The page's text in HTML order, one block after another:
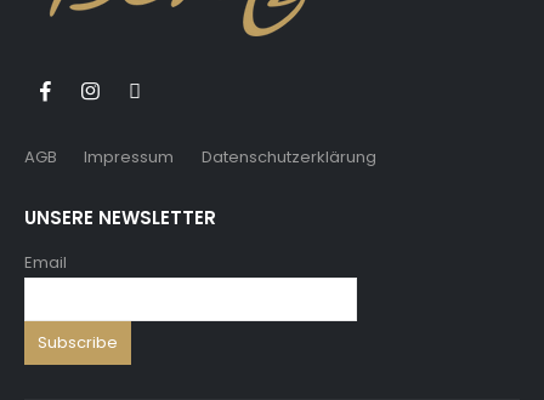
AGB Impressum Datenschutzerklärung
UNSERE NEWSLETTER
Email